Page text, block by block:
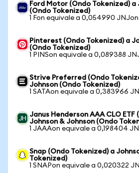
Ford Motor (Ondo Tokenized) a
(Ondo Tokenized)
1 Fon equivale a 0,054990 JNJon
Pinterest (Ondo Tokenized) a
(Ondo Tokenized)
1 PINSon equivale a 0,089388
Strive Preferred (Ondo
Johnson (Ondo Tokenized)
1 SATAon equivale a 0,383966
Janus Henderson AAA CLO
Johnson & Johnson (Ondo
1 JAAAon equivale a 0,198404
Snap (Ondo Tokenized) a
Tokenized)
1 SNAPon equivale a 0,020322